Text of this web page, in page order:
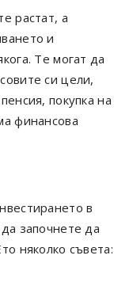
растат, а
и
Те могат да
си цели,
покупка на
финансова
в
започнете да
няколко съвета: